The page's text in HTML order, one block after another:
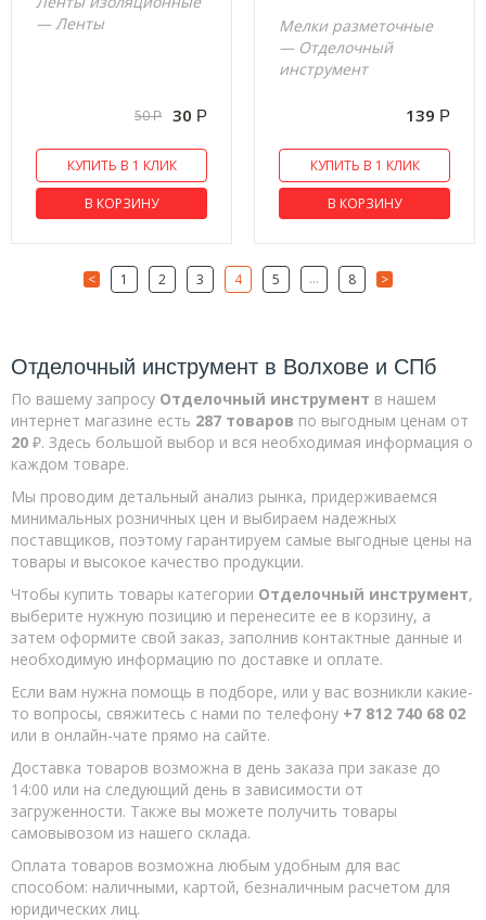
— Ленты
50Р 30 Р
КУПИТЬ В 1 КЛИК
В КОРЗИНУ
Мелки разметочные
— Отделочный
инструмент
139 Р
КУПИТЬ В 1 КЛИК
В КОРЗИНУ
< 1 2 3 4 5 ... 8 >
Отделочный инструмент в Волхове и СПб
По вашему запросу Отделочный инструмент в нашем
интернет магазине есть 287 товаров по выгодным ценам от
20 ₽. Здесь большой выбор и вся необходимая информация о
каждом товаре.
Мы проводим детальный анализ рынка, придерживаемся
минимальных розничных цен и выбираем надежных
поставщиков, поэтому гарантируем самые выгодные цены на
товары и высокое качество продукции.
Чтобы купить товары категории Отделочный инструмент,
выберите нужную позицию и перенесите ее в корзину, а
затем оформите свой заказ, заполнив контактные данные и
необходимую информацию по доставке и оплате.
Если вам нужна помощь в подборе, или у вас возникли какие-
то вопросы, свяжитесь с нами по телефону +7 812 740 68 02
или в онлайн-чате прямо на сайте.
Доставка товаров возможна в день заказа при заказе до
14:00 или на следующий день в зависимости от
загруженности. Также вы можете получить товары
самовывозом из нашего склада.
Оплата товаров возможна любым удобным для вас
способом: наличными, картой, безналичным расчетом для
юридических лиц.